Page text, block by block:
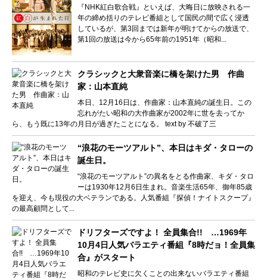
『NHK紅白歌合戦』といえば、大晦日に放映される一
年の締め括りのテレビ番組として国民の間で広く浸透
しているが、第3回までは新年が明けてからの放送で、
第1回の放送は今から65年前の1951年（昭和...
クラシックと大衆音楽に橋を架けた男 作曲
家：山本直純
本日、12月16日は、作曲家：山本直純の誕生日。この
忘れがたい昭和の大作曲家が2002年に世を去ってか
ら、もう既に13年の月日が過ぎたことになる。 text by 不破了三
“浪花のモーツアルト”、本日はキダ・タローの
誕生日。
“浪花のモーツアルト”の異名をとる作曲家、キダ・タロ
ーは1930年12月6日生まれ。音楽生活65年、御年85歳
を迎え、今も現役の大ベテランである。人気番組『探偵！ナイトスクープ』
の最高顧問として...
ドリフターズですよ！ 全員集合!! …1969年
10月4日人気バラエティ番組『8時だョ！全員集
合』がスタート
昭和のテレビ史に欠くことの出来ないバラエティ番組